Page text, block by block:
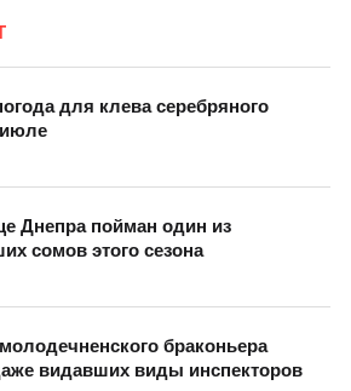
для клева серебряного
июле
Днепра пойман один из
сомов этого сезона
браконьера
видавших виды инспекторов